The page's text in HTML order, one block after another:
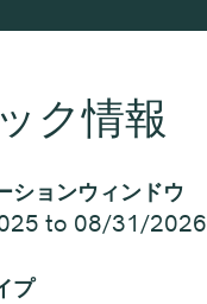
ク情報
ションウィンドウ
to 08/31/2026
プ